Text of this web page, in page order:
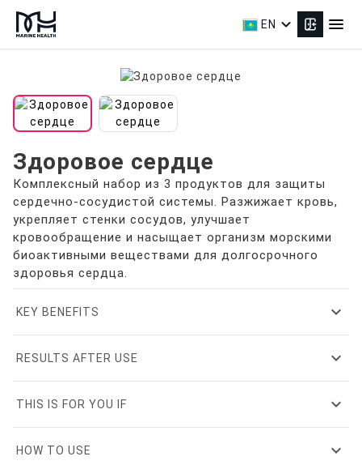
EN expand_more menu
Здоровое сердце
Комплексный набор из 3 продуктов для защиты
сердечно-сосудистой системы. Разжижает кровь,
укрепляет стенки сосудов, улучшает
кровообращение и насыщает организм морскими
биоактивными веществами для долгосрочного
здоровья сердца.
KEY BENEFITS expand_more
RESULTS AFTER USE expand_more
THIS IS FOR YOU IF expand_more
HOW TO USE expand_more